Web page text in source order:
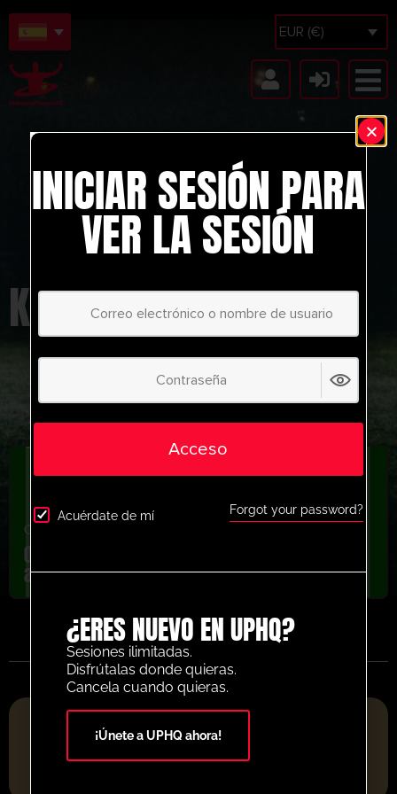
EUR (€)
KATAR
Cara a cara
Qatar 1-2-1 Actividad de carrera con tiro
al balón
PLATAFORMA DE RECURSOS DE FÚTBOL DEL AÑO 2025
INICIAR SESIÓN PARA
VER LA SESIÓN
Acceso
Acuérdate de mí Forgot your password?
¿ERES NUEVO EN UPHQ?
Sesiones ilimitadas.
Disfrútalas donde quieras.
Cancela cuando quieras.
¡Únete a UPHQ ahora!